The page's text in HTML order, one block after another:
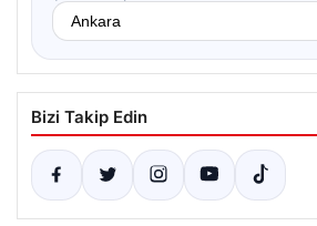
Bizi Takip Edin